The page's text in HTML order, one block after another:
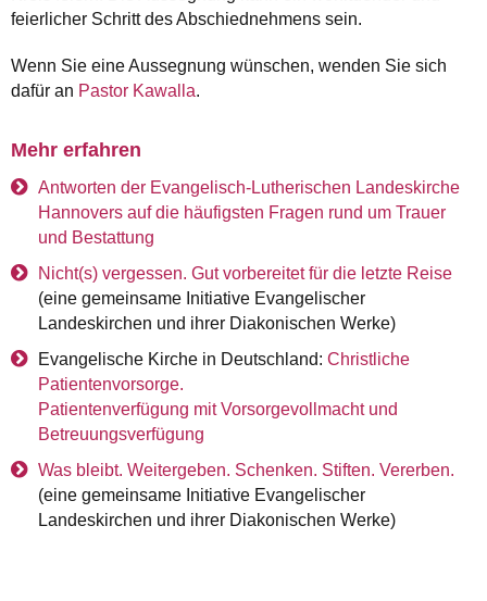
feierlicher Schritt des Abschiednehmens sein.
Wenn Sie eine Aussegnung wünschen, wenden Sie sich
dafür an Pastor Kawalla.
Mehr erfahren
Antworten der Evangelisch-Lutherischen Landeskirche
Hannovers auf die häufigsten Fragen rund um Trauer
und Bestattung
Nicht(s) vergessen. Gut vorbereitet für die letzte Reise
(eine gemeinsame Initiative Evangelischer
Landeskirchen und ihrer Diakonischen Werke)
Evangelische Kirche in Deutschland: Christliche
Patientenvorsorge.
Patientenverfügung mit Vorsorgevollmacht und
Betreuungsverfügung
Was bleibt. Weitergeben. Schenken. Stiften. Vererben.
(eine gemeinsame Initiative Evangelischer
Landeskirchen und ihrer Diakonischen Werke)